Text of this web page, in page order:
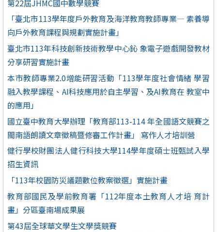
第22屆JHMC國中數學競賽
「臺北市113學年度戶外教育及海洋教育教師專業— 素養導
向戶外教育課程與規劃實施計畫」
臺北市113年科技創新技術教學中心鈊 象電子遊戲開發教材
分享研習實施計畫
本市教師專業2.0增能研習活動「113學年度社會情緒 學習
融入教學課程、AI科技應用於自主學習、及AI教育在 教室中
的應用」
國立臺中教育大學辦理「教育部113-114 年全國語文競賽之
閩南語朗讀文章徵稿暨修審工作計畫」 寫作人才培訓營
健行學校財團法人健行科技大學114學年度碩士班甄試入學
招生資訊
「113年校園防災議題數位教案徵選」實施計畫
教育部國民及學前教育署「112年度本土教育人才培 育計
畫」分區臺南場成果展
第43屆全球華文學生文學獎競賽